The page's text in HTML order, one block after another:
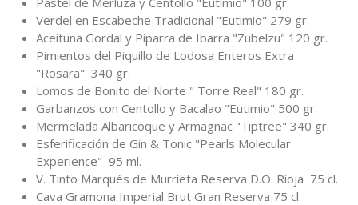
Verdel en Escabeche Tradicional "Eutimio" 279 gr.
Aceituna Gordal y Piparra de Ibarra "Zubelzu" 120 gr.
Pimientos del Piquillo de Lodosa Enteros Extra
"Rosara" 340 gr.
Lomos de Bonito del Norte " Torre Real" 180 gr.
Garbanzos con Centollo y Bacalao "Eutimio" 500 gr.
Mermelada Albaricoque y Armagnac "Tiptree" 340 gr.
Esferificación de Gin & Tonic "Pearls Molecular
Experience" 95 ml.
V. Tinto Marqués de Murrieta Reserva D.O. Rioja 75 cl.
Cava Gramona Imperial Brut Gran Reserva 75 cl.